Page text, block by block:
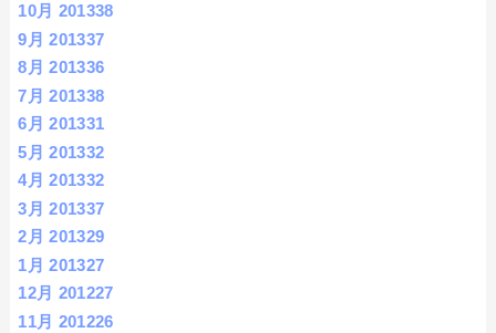
10月 201338
9月 201337
8月 201336
7月 201338
6月 201331
5月 201332
4月 201332
3月 201337
2月 201329
1月 201327
12月 201227
11月 201226